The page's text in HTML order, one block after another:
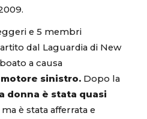
e 5 membri
dal Laguardia di New
a causa
sinistro. Dopo la
donna è stata quasi
ma è stata afferrata e